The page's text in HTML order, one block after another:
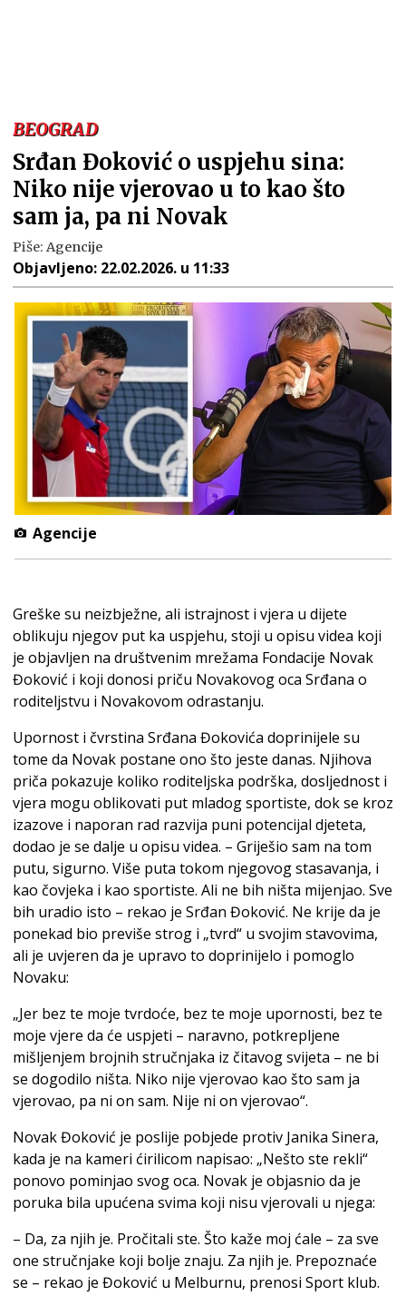
BEOGRAD
Srđan Đoković o uspjehu sina:
Niko nije vjerovao u to kao što
sam ja, pa ni Novak
Piše: Agencije
Objavljeno: 22.02.2026. u 11:33
Agencije
Greške su neizbježne, ali istrajnost i vjera u dijete
oblikuju njegov put ka uspjehu, stoji u opisu videa koji
je objavljen na društvenim mrežama Fondacije Novak
Đoković i koji donosi priču Novakovog oca Srđana o
roditeljstvu i Novakovom odrastanju.
Upornost i čvrstina Srđana Đokovića doprinijele su
tome da Novak postane ono što jeste danas. Njihova
priča pokazuje koliko roditeljska podrška, dosljednost i
vjera mogu oblikovati put mladog sportiste, dok se kroz
izazove i naporan rad razvija puni potencijal djeteta,
dodao je se dalje u opisu videa. – Griješio sam na tom
putu, sigurno. Više puta tokom njegovog stasavanja, i
kao čovjeka i kao sportiste. Ali ne bih ništa mijenjao. Sve
bih uradio isto – rekao je Srđan Đoković. Ne krije da je
ponekad bio previše strog i „tvrd“ u svojim stavovima,
ali je uvjeren da je upravo to doprinijelo i pomoglo
Novaku:
„Jer bez te moje tvrdoće, bez te moje upornosti, bez te
moje vjere da će uspjeti – naravno, potkrepljene
mišljenjem brojnih stručnjaka iz čitavog svijeta – ne bi
se dogodilo ništa. Niko nije vjerovao kao što sam ja
vjerovao, pa ni on sam. Nije ni on vjerovao“.
Novak Đoković je poslije pobjede protiv Janika Sinera,
kada je na kameri ćirilicom napisao: „Nešto ste rekli“
ponovo pominjao svog oca. Novak je objasnio da je
poruka bila upućena svima koji nisu vjerovali u njega:
– Da, za njih je. Pročitali ste. Što kaže moj ćale – za sve
one stručnjake koji bolje znaju. Za njih je. Prepoznaće
se – rekao je Đoković u Melburnu, prenosi Sport klub.